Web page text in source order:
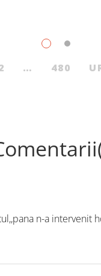
Situația poate fi salvată
… 480
n-a intervenit